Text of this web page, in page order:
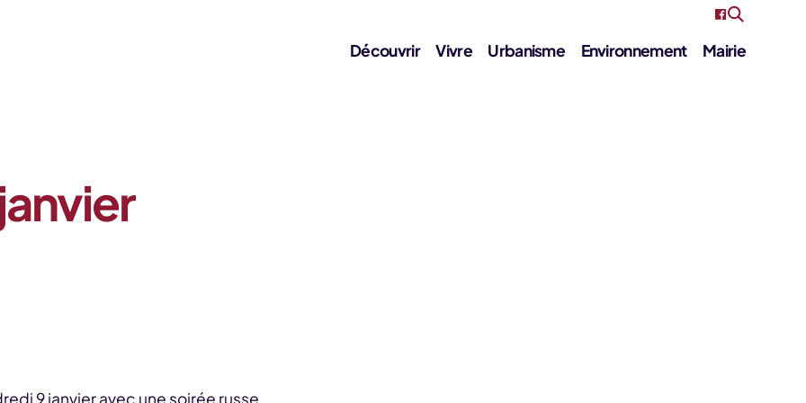
Découvrir Vivre Urbanisme Environnement Mairie
9 janvier avec une soirée russe.